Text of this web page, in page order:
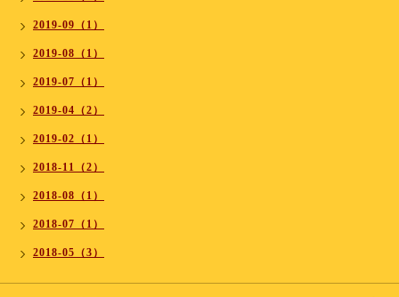
2019-09（1）
2019-08（1）
2019-07（1）
2019-04（2）
2019-02（1）
2018-11（2）
2018-08（1）
2018-07（1）
2018-05（3）